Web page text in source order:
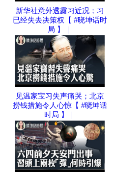
新华社意外透露习近况；习
已经失去决策权【 #晓坤话时
局 】｜
见温家宝习失声痛哭；北京
捞钱措施令人心惊【 #晓坤话
时局 】｜